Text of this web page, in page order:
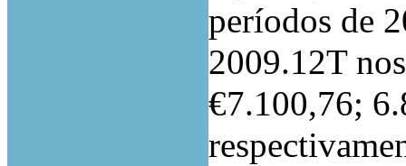
períodos de
2009.12T
€7.100,76;